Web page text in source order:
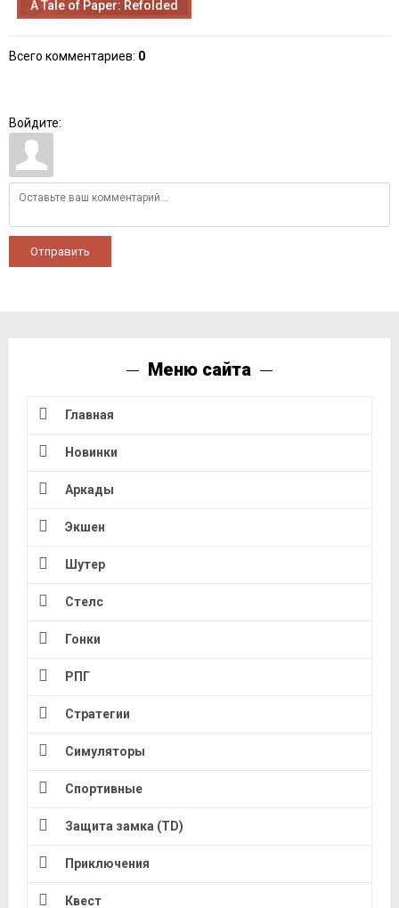
A Tale of Paper: Refolded
Всего комментариев: 0
Войдите:
Отправить
Меню сайта
Главная
Новинки
Аркады
Экшен
Шутер
Стелс
Гонки
РПГ
Стратегии
Симуляторы
Спортивные
Защита замка (TD)
Приключения
Квест